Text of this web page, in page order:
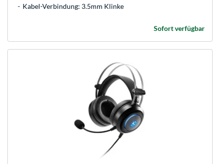
Kabel-Verbindung: 3.5mm Klinke
Sofort verfügbar